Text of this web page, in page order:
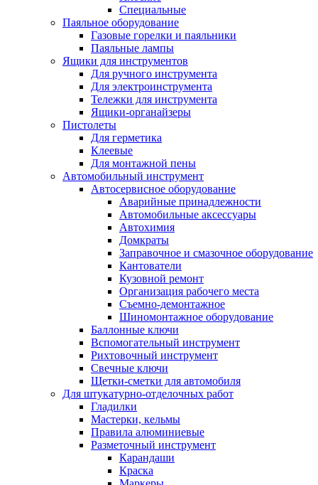
Специальные
Паяльное оборудование
Газовые горелки и паяльники
Паяльные лампы
Ящики для инструментов
Для ручного инструмента
Для электроинструмента
Тележки для инструмента
Ящики-органайзеры
Пистолеты
Для герметика
Клеевые
Для монтажной пены
Автомобильный инструмент
Автосервисное оборудование
Аварийные принадлежности
Автомобильные аксессуары
Автохимия
Домкраты
Заправочное и смазочное оборудование
Кантователи
Кузовной ремонт
Организация рабочего места
Съемно-демонтажное
Шиномонтажное оборудование
Баллонные ключи
Вспомогательный инструмент
Рихтовочный инструмент
Свечные ключи
Щетки-сметки для автомобиля
Для штукатурно-отделочных работ
Гладилки
Мастерки, кельмы
Правила алюминиевые
Разметочный инструмент
Карандаши
Краска